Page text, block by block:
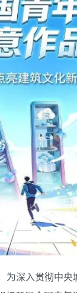
深入贯彻中